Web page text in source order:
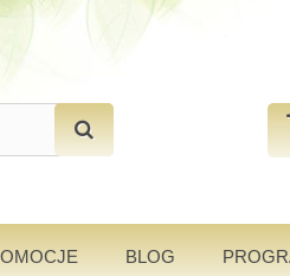
BLOG